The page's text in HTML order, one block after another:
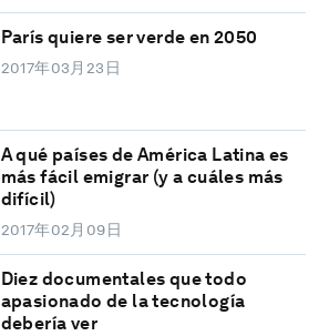
París quiere ser verde en 2050
2017年03月23日
A qué países de América Latina es
más fácil emigrar (y a cuáles más
difícil)
2017年02月09日
Diez documentales que todo
apasionado de la tecnología
debería ver